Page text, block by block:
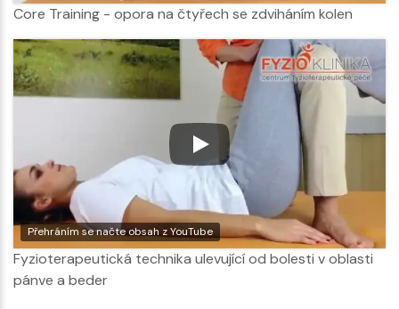
Core Training - opora na čtyřech se zdviháním kolen
Přehráním se načte obsah z YouTube
Fyzioterapeutická technika ulevující od bolesti v oblasti
pánve a beder